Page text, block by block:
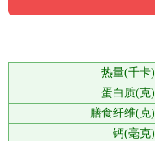
热量(千卡)
蛋白质(克)
膳食纤维(克)
钙(毫克)